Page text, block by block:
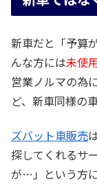
新車だと「予算
んな方には未使
営業ノルマの為
ど、新車同様の
ズバット車販売
探してくれるサ
が…」という方に